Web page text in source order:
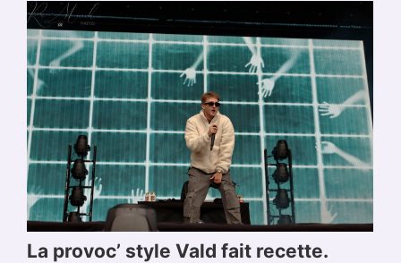
La provoc’ style Vald fait recette.